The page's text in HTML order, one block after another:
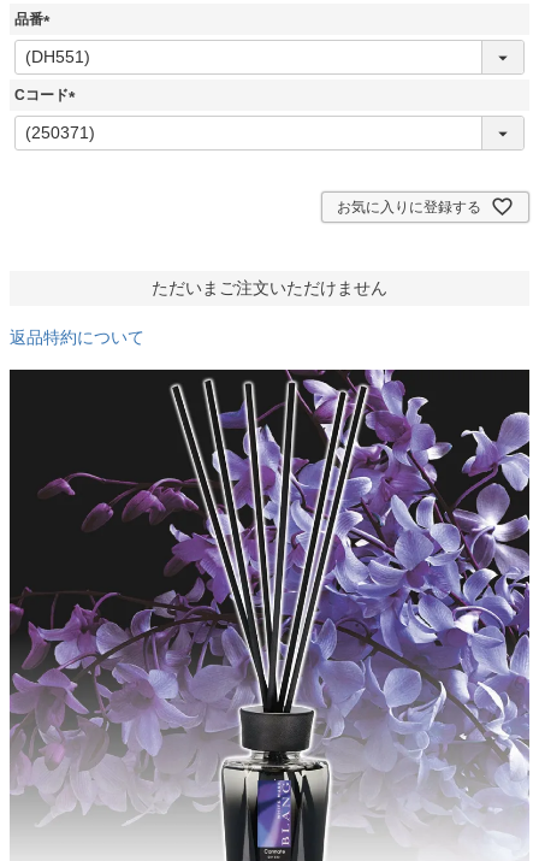
品番
(
必
須
Cコード
(
必
お気に入りに登録する
ただいまご注文いただけません
返品特約について